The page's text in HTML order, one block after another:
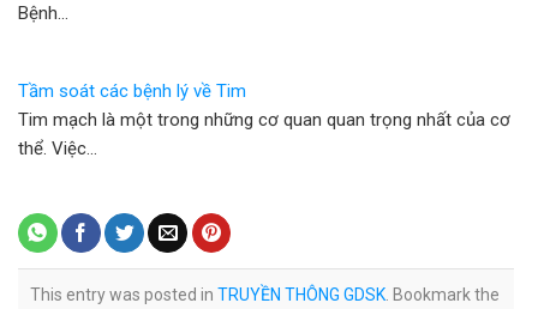
Bệnh…
Tầm soát các bệnh lý về Tim
Tim mạch là một trong những cơ quan quan trọng nhất của cơ
thể. Việc…
This entry was posted in TRUYỀN THÔNG GDSK . Bookmark the